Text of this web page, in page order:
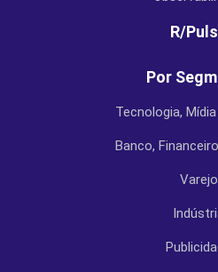
R/
Por
Tecnologia,
Banco,
Varejo